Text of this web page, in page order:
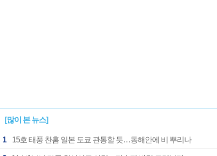
[많이 본 뉴스]
1 15호 태풍 찬홈 일본 도쿄 관통할 듯…동해안에 비 뿌리나